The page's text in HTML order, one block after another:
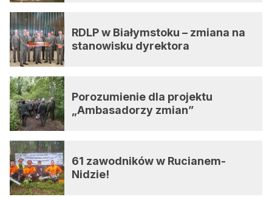
RDLP w Białymstoku – zmiana na
stanowisku dyrektora
Porozumienie dla projektu
„Ambasadorzy zmian”
61 zawodników w Rucianem-
Nidzie!